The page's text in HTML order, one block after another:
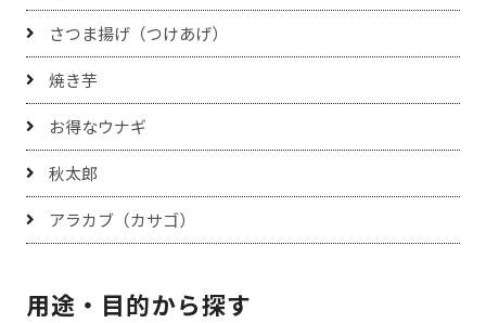
さつま揚げ（つけあげ）
焼き芋
お得なウナギ
秋太郎
アラカブ（カサゴ）
用途・目的から探す